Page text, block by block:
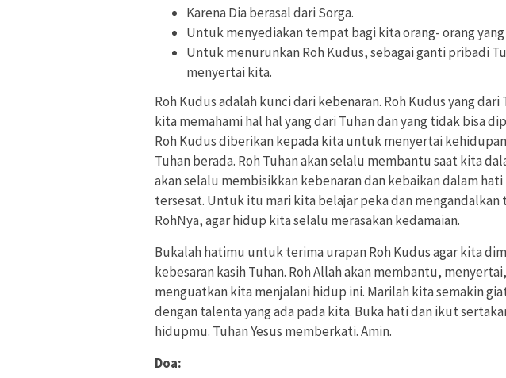
Karena Dia berasal dari Sorga.
Untuk menyediakan tempat bagi kita orang- orang
Untuk menurunkan Roh Kudus, sebagai ganti pribadi
menyertai kita.
Roh Kudus adalah kunci dari kebenaran. Roh Kudus yang
kita memahami hal hal yang dari Tuhan dan yang tidak bisa
Roh Kudus diberikan kepada kita untuk menyertai
Tuhan berada. Roh Tuhan akan selalu membantu saat kita
akan selalu membisikkan kebenaran dan kebaikan dalam
tersesat. Untuk itu mari kita belajar peka dan
RohNya, agar hidup kita selalu merasakan kedamaian.
Bukalah hatimu untuk terima urapan Roh Kudus agar kita
kebesaran kasih Tuhan. Roh Allah akan membantu,
menguatkan kita menjalani hidup ini. Marilah kita semakin
dengan talenta yang ada pada kita. Buka hati dan ikut
hidupmu. Tuhan Yesus memberkati. Amin.
Doa: